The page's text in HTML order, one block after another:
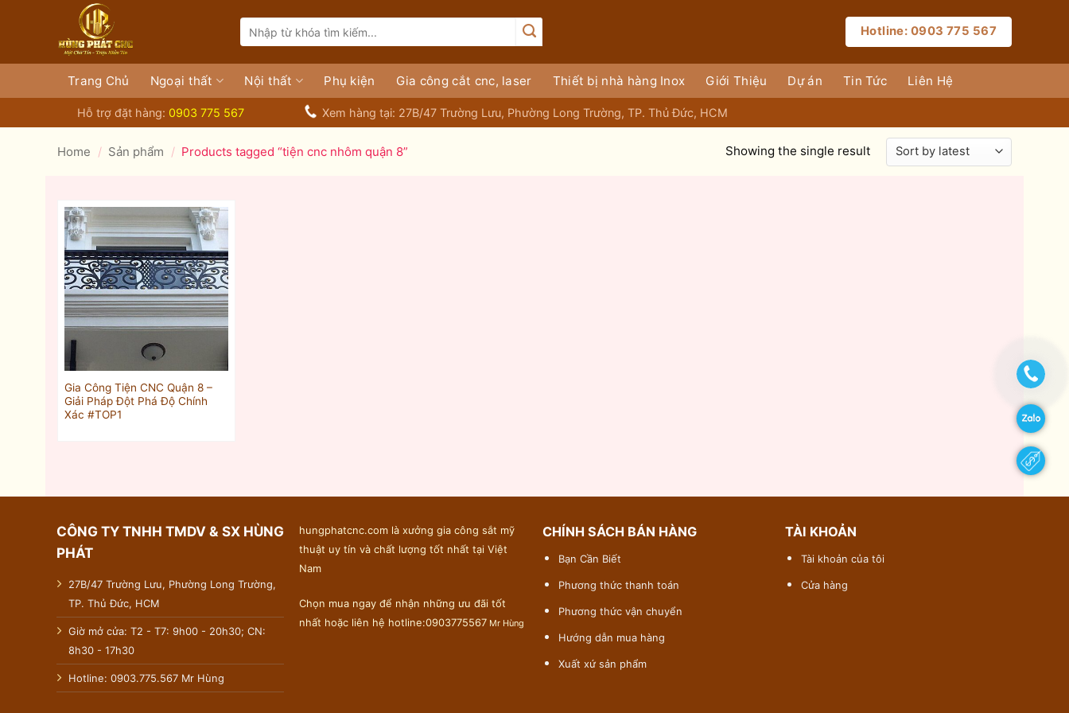
dung
for:
Hotline: 0903 775 567
Trang Chủ Ngoại thất Nội thất Phụ kiện Gia công cắt cnc, laser Thiết bị nhà hàng Inox Giới Thiệu Dự án Tin Tức Liên Hệ
Hỗ trợ đặt hàng: 0903 775 567 Xem hàng tại: 27B/47 Trường Lưu, Phường Long Trường, TP. Thủ Đức, HCM
Home / Sản phẩm / Products tagged “tiện cnc nhôm quận 8” Showing the single result
Gia Công Tiện CNC Quận 8 –
Giải Pháp Đột Phá Độ Chính
Xác #TOP1
CÔNG TY TNHH TMDV & SX HÙNG
PHÁT
27B/47 Trường Lưu, Phường Long Trường,
TP. Thủ Đức, HCM
Giờ mở cửa: T2 - T7: 9h00 - 20h30; CN:
8h30 - 17h30
Hotline: 0903.775.567 Mr Hùng
hungphatcnc.com là xưởng gia công sắt mỹ
thuật uy tín và chất lượng tốt nhất tại Việt
Nam
Chọn mua ngay để nhận những ưu đãi tốt
nhất hoặc liên hệ hotline:0903775567 Mr Hùng
CHÍNH SÁCH BÁN HÀNG
Bạn Cần Biết
Phương thức thanh toán
Phương thức vận chuyển
Hướng dẫn mua hàng
Xuất xứ sản phẩm
TÀI KHOẢN
Tài khoản của tôi
Cửa hàng